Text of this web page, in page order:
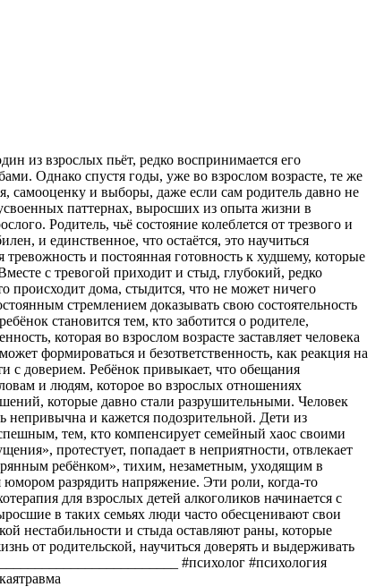
из взрослых пьёт, редко воспринимается его
Однако спустя годы, уже во взрослом возрасте, те же
самооценку и выборы, даже если сам родитель давно не
паттернах, выросших из опыта жизни в
Родитель, чьё состояние колеблется от трезвого и
и единственное, что остаётся, это научиться
и постоянная готовность к худшему, которые
с тревогой приходит и стыд, глубокий, редко
происходит дома, стыдится, что не может ничего
стремлением доказывать свою состоятельность
становится тем, кто заботится о родителе,
которая во взрослом возрасте заставляет человека
формироваться и безответственность, как реакция на
с доверием. Ребёнок привыкает, что обещания
и людям, которое во взрослых отношениях
которые давно стали разрушительными. Человек
непривычна и кажется подозрительной. Дети из
тем, кто компенсирует семейный хаос своими
протестует, попадает в неприятности, отвлекает
ребёнком», тихим, незаметным, уходящим в
юмором разрядить напряжение. Эти роли, когда-то
для взрослых детей алкоголиков начинается с
в таких семьях люди часто обесценивают свои
нестабильности и стыда оставляют раны, которые
от родительской, научиться доверять и выдерживать
#психолог #психология